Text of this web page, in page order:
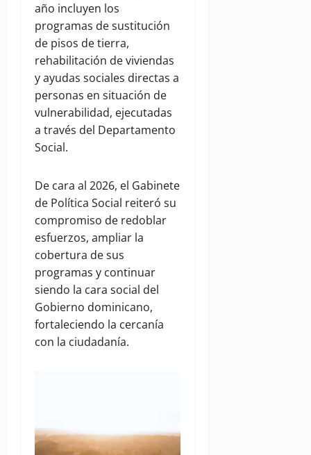
año incluyen los
programas de sustitución
de pisos de tierra,
rehabilitación de viviendas
y ayudas sociales directas a
personas en situación de
vulnerabilidad, ejecutadas
a través del Departamento
Social.
De cara al 2026, el Gabinete
de Política Social reiteró su
compromiso de redoblar
esfuerzos, ampliar la
cobertura de sus
programas y continuar
siendo la cara social del
Gobierno dominicano,
fortaleciendo la cercanía
con la ciudadanía.